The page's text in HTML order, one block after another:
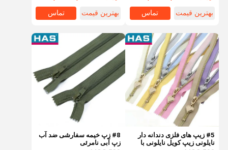
خانه
بهترین قیمت
تماس
بهترین قیمت
تماس
#5 زیپ های فلزی دندانه دار
نایلونی زیپ کویل نایلونی با
#8 زپ خیمه سفارشی ضد آب
زپ آبی نامرئی